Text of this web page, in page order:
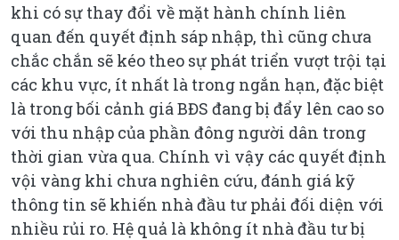
khi có sự thay đổi về mặt hành chính liên
quan đến quyết định sáp nhập, thì cũng chưa
chắc chắn sẽ kéo theo sự phát triển vượt trội tại
các khu vực, ít nhất là trong ngắn hạn, đặc biệt
là trong bối cảnh giá BĐS đang bị đẩy lên cao so
với thu nhập của phần đông người dân trong
thời gian vừa qua. Chính vì vậy các quyết định
vội vàng khi chưa nghiên cứu, đánh giá kỹ
thông tin sẽ khiến nhà đầu tư phải đối diện với
nhiều rủi ro. Hệ quả là không ít nhà đầu tư bị